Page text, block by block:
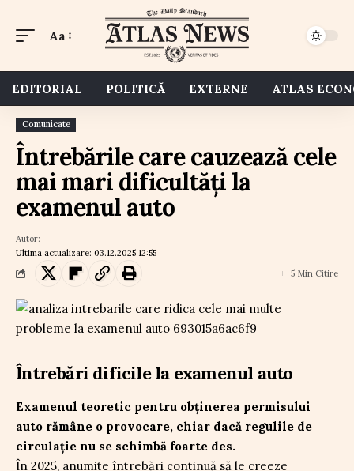
Aa
EDITORIAL POLITICĂ EXTERNE ATLAS
Comunicate
Întrebările care cauzează cele
mai mari dificultăți la
examenul auto
Ultima actualizare: 03.12.2025 12:55
Autor:
5 Min Citire
Întrebări dificile la examenul auto
Examenul teoretic pentru obținerea permisului
auto rămâne o provocare, chiar dacă regulile de
circulație nu se schimbă foarte des.
În 2025, anumite întrebări continuă să le creeze